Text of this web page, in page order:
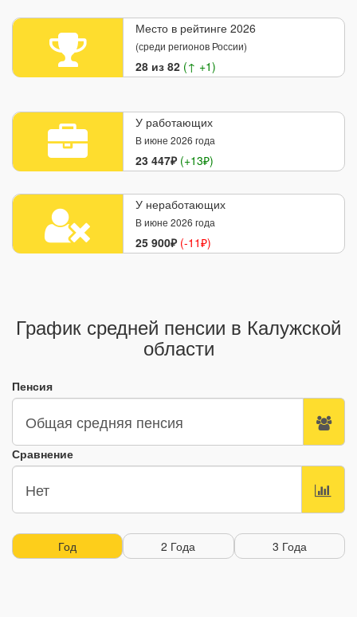
Место в рейтинге 2026
(среди регионов России)
28 из 82(↑ +1)
У работающих
В июне 2026 года
23 447₽ (+13₽)
У неработающих
В июне 2026 года
25 900₽ (-11₽)
График средней пенсии в Калужской
области
Пенсия
Сравнение
Год 2 Года 3 Года